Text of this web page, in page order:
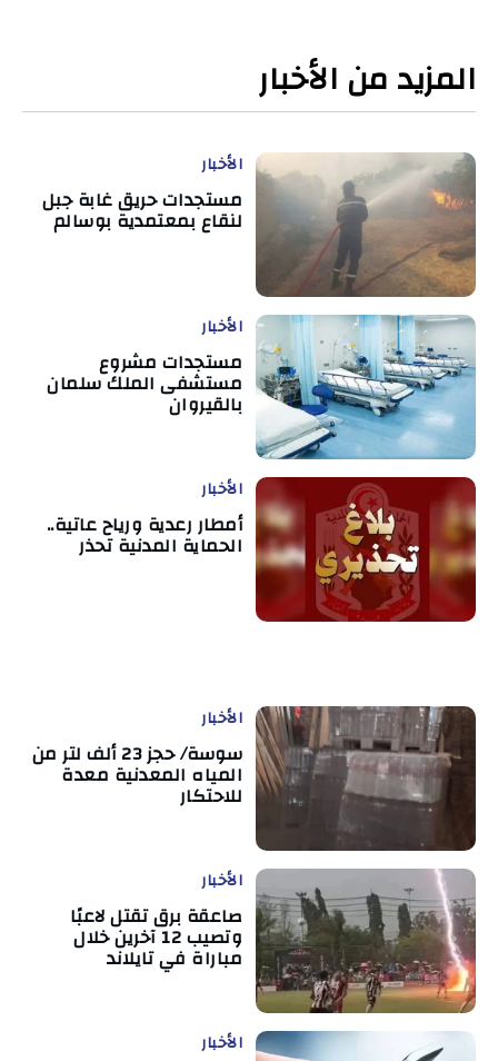
المزيد من الأخبار
الأخبار
مستجدات حريق غابة جبل
لنقاع بمعتمدية بوسالم
الأخبار
مستجدات مشروع
مستشفى الملك سلمان
بالقيروان
الأخبار
أمطار رعدية ورياح عاتية..
الحماية المدنية تحذر
الأخبار
سوسة/ حجز 23 ألف لتر من
المياه المعدنية معدة
للاحتكار
الأخبار
صاعقة برق تقتل لاعبًا
وتصيب 12 آخرين خلال
مباراة في تايلاند
الأخبار